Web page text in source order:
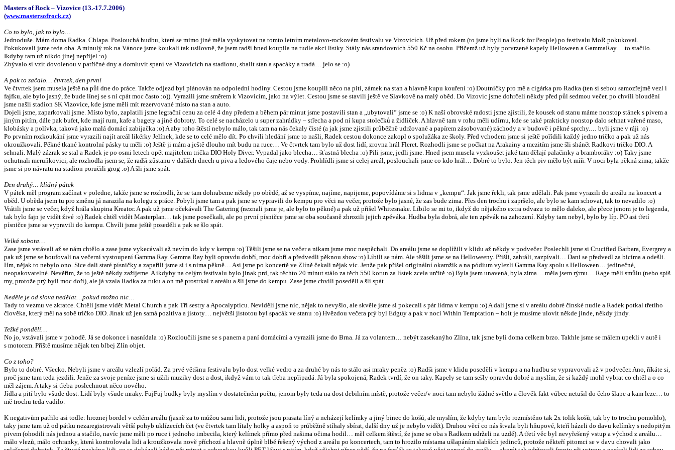
Masters of Rock – Vizovice (13.-17.7.2006)
(www.mastersofrock.cz)
Co to bylo, jak to bylo…
Jednoduše. Mám doma Radka. Chlapa. Poslouchá hudbu, která se mimo jiné měla vyskytovat na tomto letním metalovo-rockovém festivalu ve Vizovicích. Už před rokem (to jsme byli na Rock for People) po festivalu MoR pokukoval.
Pokukovali jsme teda oba. A minulý rok na Vánoce jsme koukali tak usilovně, že jsem radši hned koupila na tudle akci lístky. Stály nás srandovních 550 Kč na osobu. Přičemž už byly potvrzené kapely Helloween a GammaRay… to stačilo.
Ikdyby tam už nikdo jinej nepřijel :o)
Zbývalo si vzít dovolenou v patřičné dny a domluvit spaní ve Vizovicích na stadionu, sbalit stan a spacáky a tradá… jelo se :o)
A pak to začalo… čtvrtek, den první
Ve čtvrtek jsem musela ještě na půl dne do práce. Takže odjezd byl plánován na odpolední hodiny. Cestou jsme koupili něco na pití, zámek na stan a hlavně kupu kouření :o) Doutníčky pro mě a cigárka pro Radka (ten si sebou samozřejmě vezl i
fajfku, ale bylo jasný, že bude línej se s ní cpát moc často :o)). Vyrazili jsme směrem k Vizovicím, jako na výlet. Cestou jsme se stavili ještě ve Slavkově na malý oběd. Do Vizovic jsme dohrčeli někdy před půl sedmou večer, po chvíli bloudění
jsme našli stadion SK Vizovice, kde jsme měli mít rezervované místo na stan a auto.
Dojeli jsme, zaparkovali jsme. Místo bylo, zaplatili jsme legrační cenu za celé 4 dny předem a během pár minut jsme postavili stan a „ubytovali“ jsme se :o) K naší obrovské radosti jsme zjistili, že kousek od stanu máme nonstop stánek s pivem a
jiným pitím, dále pak bufet, kde mají rum, kafe a bagety a jiné dobroty. To celé se nacházelo u super zahrádky – střecha a pod ní kupa stolečků a židliček. A hlavně tam v rohu měli udírnu, kde se také prakticky nonstop dalo sehnat vařené maso,
klobásky a polívka, taková jako malá domácí zabijačka :o) A aby toho štěstí nebylo málo, tak tam na nás čekaly čisté (a jak jsme zjistili průběžně udržované a papírem zásobované) záchody a v budově i pěkné sprchy.… byli jsme v ráji :o)
Po prvním rozkoukání jsme vyrazili najít areál likérky Jelínek, kde se to celé mělo dít. Po chvíli hledání jsme to našli, Radek cestou dokonce zakopl o spolužáka ze školy. Před vchodem jsme si ještě pořídili každý jedno tričko a pak už nás
okroužkovali. Pěkné tkané kontrolní pásky tu měli :o) Ještě ji mám a ještě dlouho mít budu na ruce… Ve čtvrtek tam bylo už dost lidí, zrovna hrál Fleret. Rozhodli jsme se počkat na Arakainy a mezitím jsme šli shánět Radkovi tričko DIO. A
sehnali. Malý zázrak se stal a Radek je po osmi letech opět majitelem trička DIO Holy Diver. Vypadal jako blecha… šťastná blecha :o) Pili jsme, jedli jsme. Hned jsem musela vyzkoušet jaké tam dělají palačinky a bramboráky :o) Taky jsme
ochutnali meruňkovici, ale rozhodla jsem se, že radši zůstanu v dalších dnech u piva a ledového čaje nebo vody. Prohlídli jsme si celej areál, poslouchali jsme co kdo hrál… Dobré to bylo. Jen těch piv mělo být míň. V noci byla pěkná zima, takže
jsme si po návratu na stadion poručili grog :o) A šli jsme spát.
Den druhý… klidný pátek
V pátek měl program začínat v poledne, takže jsme se rozhodli, že se tam dohrabeme někdy po obědě, až se vyspíme, najíme, napijeme, popovídáme si s lidma v „kempu“. Jak jsme řekli, tak jsme udělali. Pak jsme vyrazili do areálu na koncert a
oběd. U oběda jsem tu pro změnu já narazila na kolegu z práce. Pobyli jsme tam a pak jsme se vypravili do kempu pro věci na večer, protože bylo jasné, že zas bude zima. Přes den trochu i zapršelo, ale bylo se kam schovat, tak to nevadilo :o)
Vrátili jsme se večer, když hrála skupina Kreator. A pak už jsme očekávali The Gatering (neznali jsme je, ale bylo to pěkné) a pak už přišel Whitesnake. Líbilo se mi to, ikdyž do nějakého extra odvazu to mělo daleko, ale přece jenom je to legenda,
tak bylo fajn je vidět živé :o) Radek chtěl vidět Masterplan… tak jsme posečkali, ale po první písničce jsme se oba současně zhrozili jejich zpěváka. Hudba byla dobrá, ale ten zpěvák na zahození. Kdyby tam nebyl, bylo by líp. PO asi třetí
písničce jsme se vypravili do kempu. Chvíli jsme ještě poseděli a pak se šlo spát.
Velká sobota…
Zase jsme vstávali až se nám chtělo a zase jsme vykecávali až nevím do kdy v kempu :o) Těšili jsme se na večer a nikam jsme moc nespěchali. Do areálu jsme se doplížili v klidu až někdy v podvečer. Poslechli jsme si Crucified Barbara, Evergrey a
pak už jsme se houfovali na večerní vystoupení Gamma Ray. Gamma Ray byli opravdu dobří, moc dobří a předvedli pěknou show :o) Líbili se nám. Ale těšili jsme se na Helloweeny. Přišli, zahráli, zazpívali… Dani se předvedl za bicíma a odešli.
Hm, nějak to nebylo ono. Sice dali staré písničky a zapařili jsme si i s nima pěkně… Asi jsme po koncertě ve Zlíně čekali nějak víc. Jenže pak přišel originální okamžik a na pódium vylezli Gamma Ray spolu s Helloween… jedinečné,
neopakovatelné. Nevěřím, že to ještě někdy zažijeme. A ikdyby na celým festivalu bylo jinak prd, tak těchto 20 minut stálo za těch 550 korun za lístek zcela určitě :o) Byla jsem unavená, byla zima… měla jsem rýmu… Rage měli smůlu (nebo spíš
my, protože prý byli moc doří), ale já vzala Radka za ruku a on mě prostrkal z areálu a šli jsme do kempu. Zase jsme chvíli poseděli a šli spát.
Neděle je od slova nedělat…pokud možno nic…
Tady to vezmu ve zkratce. Chtěli jsme vidět Metal Church a pak Tři sestry a Apocalypticu. Neviděli jsme nic, nějak to nevyšlo, ale skvěle jsme si pokecali s pár lidma v kempu :o) A dali jsme si v areálu dobré čínské nudle a Radek potkal třetího
člověka, který měl na sobě tričko DIO. Jinak už jen samá pozitiva a jistoty… největší jistotou byl spacák ve stanu :o) Hvězdou večera prý byl Edguy a pak v noci Within Temptation – holt je musíme ulovit někde jinde, někdy jindy.
Težké pondělí…
No jo, vstávali jsme v pohodě. Já se dokonce i nasnídala :o) Rozloučili jsme se s panem a paní domácími a vyrazili jsme do Brna. Já za volantem… nebýt zasekanýho Zlína, tak jsme byli doma celkem brzo. Takhle jsme se málem upekli v autě i
s motorem. Příště musíme nějak ten blbej Zlín objet.
Co z toho?
Bylo to dobré. Všecko. Nebyli jsme v areálu vzlezlí pořád. Za prvé většinu festivalu bylo dost velké vedro a za druhé by nás to stálo asi mraky peněz :o) Radši jsme v klidu poseděli v kempu a na hudbu se vypravovali až v podvečer. Ano, říkáte si,
proč jsme tam teda jezdili. Jenže za svoje peníze jsme si užili muziky dost a dost, ikdyž vám to tak třeba nepřipadá. Já byla spokojená, Radek tvrdí, že on taky. Kapely se tam sešly opravdu dobré a myslím, že si každý mohl vybrat co chtěl a o co
měl zájem. A taky si třeba poslechnout něco nového.
Jídla a pití bylo všude dost. Lidí byly všude mraky. FujFuj budky byly myslím v dostatečném počtu, jenom byly teda na dost debilním místě, protože večer/v noci tam nebylo žádné světlo a člověk fakt vůbec netušil do čeho šlape a kam leze… to
mě trochu teda vadilo.
K negativům patřilo asi todle: hroznej bordel v celém areálu (jasně za to můžou sami lidi, protože jsou prasata líný a neházejí kelímky a jiný binec do košů, ale myslím, že kdyby tam bylo rozmístěno tak 2x tolik košů, tak by to trochu pomohlo),
taky jsme tam už od pátku nezaregistrovali větší pohyb uklízecích čet (ve čtvrtek tam lítaly holky a aspoň to průběžně stíhaly sbírat, další dny už je nebylo vidět). Druhou věcí co nás štvala byli hňupové, kteří házeli do davu kelímky s nedopitým
pivem (ohodili nás jednou a stačilo, navíc jsme měli po ruce i jednoho imbecila, který kelímek přímo před našima očima hodil… měl celkem štěstí, že jsme se oba s Radkem udrželi na uzdě). A třetí věc byl nevyřešený vstup a východ z areálu…
málo vlezů, málo ochranky, která kontrolovala lidi a kroužkovala nově příchozí a hlavně úplně blbě řešený východ z areálu po koncertech, tam to hrozilo místama ušlapáním slabších jedinců, protože někteří pitomci se v davu chovali jako